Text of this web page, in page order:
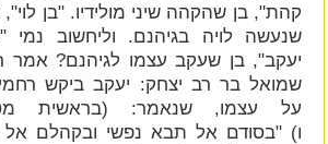
קהת", בן שהקהה שיני מולידיו. "בן לוי",
שנעשה לויה בגיהנם. וליחשוב נמי
יעקב", בן שעקב עצמו לגיהנם? אמר
שמואל בר רב יצחק: יעקב ביקש
על עצמו, שנאמר: (בראשית
ו) "בסודם אל תבא נפשי ובקהלם